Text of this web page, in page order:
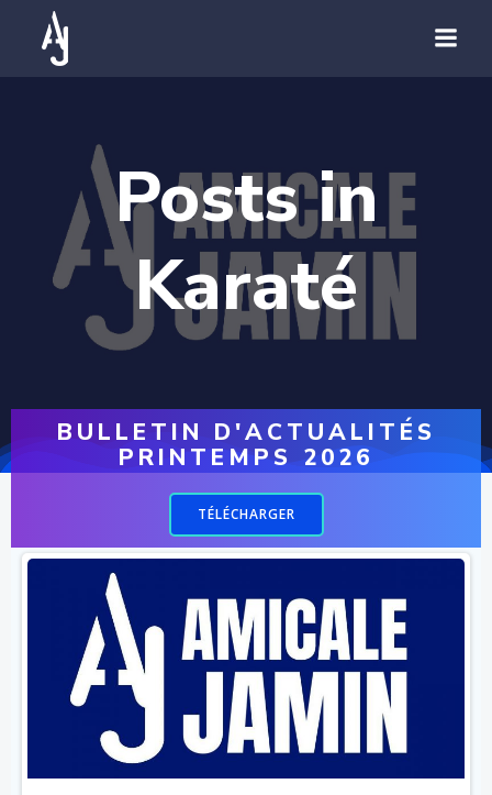
Posts in
Karaté
BULLETIN D'ACTUALITÉS
PRINTEMPS 2026
TÉLÉCHARGER